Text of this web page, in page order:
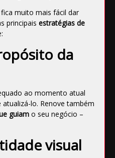
muito mais fácil dar
principais estratégias de
da
ao momento atual
lo. Renove também
guiam o seu negócio –
visual